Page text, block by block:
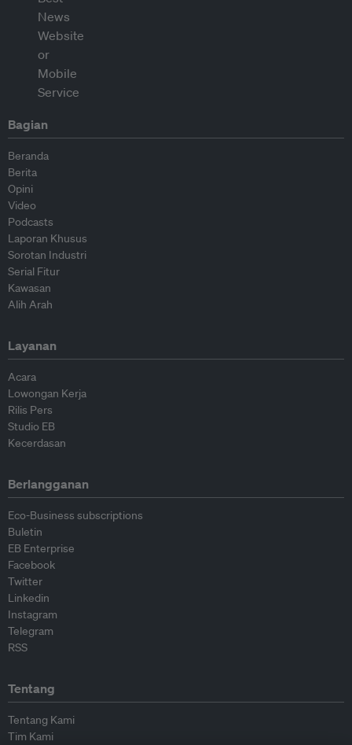
Bagian
Beranda
Berita
Opini
Video
Podcasts
Laporan Khusus
Sorotan Industri
Serial Fitur
Kawasan
Alih Arah
Layanan
Acara
Lowongan Kerja
Rilis Pers
Studio EB
Kecerdasan
Berlangganan
Eco-Business subscriptions
Buletin
EB Enterprise
Facebook
Twitter
Linkedin
Instagram
Telegram
RSS
Tentang
Tentang Kami
Tim Kami